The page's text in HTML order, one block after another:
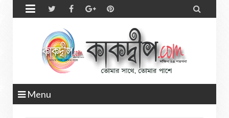
 
Menu